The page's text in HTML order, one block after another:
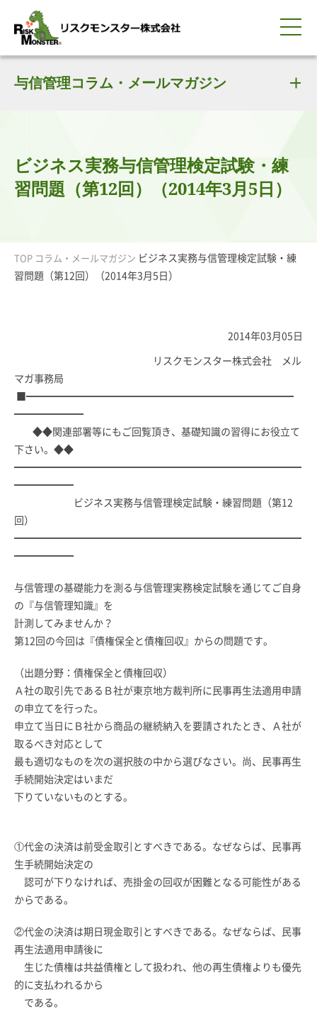
サービス紹介
選ばれる理由
知る・学ぶ
導入事例
企業情報
採用情報
IR情報
お問い合わせ
0120-259-440
平日9:00-18:00(土日祝除く)
与信管理コラム・メールマガジン
ビジネス実務与信管理検定試験・練
習問題（第12回）（2014年3月5日）
TOP コラム・メールマガジン ビジネス実務与信管理検定試験・練
習問題（第12回）（2014年3月5日）
2014年03月05日
リスクモンスター株式会社 メル
マガ事務局
■━━━━━━━━━━━━━━━━━━━━━━━━━━━
━━━━━━━
◆◆関連部署等にもご回覧頂き、基礎知識の習得にお役立て
下さい。◆◆
━━━━━━━━━━━━━━━━━━━━━━━━━━━━━
━━━━━━
ビジネス実務与信管理検定試験・練習問題（第12
回）
━━━━━━━━━━━━━━━━━━━━━━━━━━━━━
━━━━━━
与信管理の基礎能力を測る与信管理実務検定試験を通じてご自身
の『与信管理知識』を
計測してみませんか？
第12回の今回は『債権保全と債権回収』からの問題です。
（出題分野：債権保全と債権回収）
Ａ社の取引先であるＢ社が東京地方裁判所に民事再生法適用申請
の申立てを行った。
申立て当日にＢ社から商品の継続納入を要請されたとき、Ａ社が
取るべき対応として
最も適切なものを次の選択肢の中から選びなさい。尚、民事再生
手続開始決定はいまだ
下りていないものとする。
①代金の決済は前受金取引とすべきである。なぜならば、民事再
生手続開始決定の
認可が下りなければ、売掛金の回収が困難となる可能性がある
からである。
②代金の決済は期日現金取引とすべきである。なぜならば、民事
再生法適用申請後に
生じた債権は共益債権として扱われ、他の再生債権よりも優先
的に支払われるから
である。